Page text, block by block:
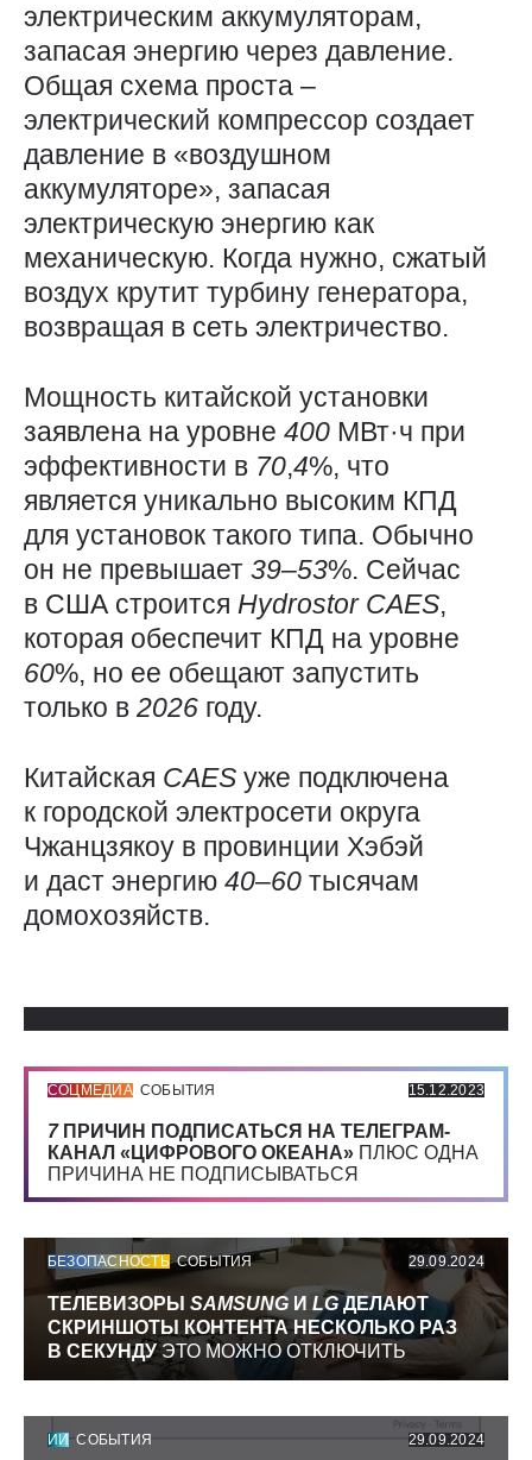
электрическим аккумуляторам,
запасая энергию через давление.
Общая схема проста –
электрический компрессор создает
давление в «воздушном
аккумуляторе», запасая
электрическую энергию как
механическую. Когда нужно, сжатый
воздух крутит турбину генератора,
возвращая в сеть электричество.
Мощность китайской установки
заявлена на уровне 400 МВт·ч при
эффективности в 70,4%, что
является уникально высоким КПД
для установок такого типа. Обычно
он не превышает 39–53%. Сейчас
в США строится Hydrostor CAES,
которая обеспечит КПД на уровне
60%, но ее обещают запустить
только в 2026 году.
Китайская CAES уже подключена
к городской электросети округа
Чжанцзякоу в провинции Хэбэй
и даст энергию 40–60 тысячам
домохозяйств.
СОЦМЕДИА СОБЫТИЯ 15.12.2023
7 ПРИЧИН ПОДПИСАТЬСЯ НА ТЕЛЕГРАМ-
КАНАЛ «ЦИФРОВОГО ОКЕАНА» ПЛЮС ОДНА
ПРИЧИНА НЕ ПОДПИСЫВАТЬСЯ
БЕЗОПАСНОСТЬ СОБЫТИЯ 29.09.2024
ТЕЛЕВИЗОРЫ SAMSUNG И LGДЕЛАЮТ
СКРИНШОТЫ КОНТЕНТА НЕСКОЛЬКО РАЗ
В СЕКУНДУЭТО МОЖНО ОТКЛЮЧИТЬ
ИИ СОБЫТИЯ 29.09.2024